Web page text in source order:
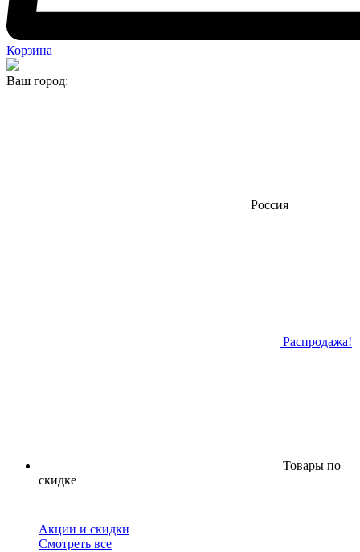
Корзина
Ваш город:
Россия
Распродажа!
Товары по
скидке
Акции и скидки
Смотреть все